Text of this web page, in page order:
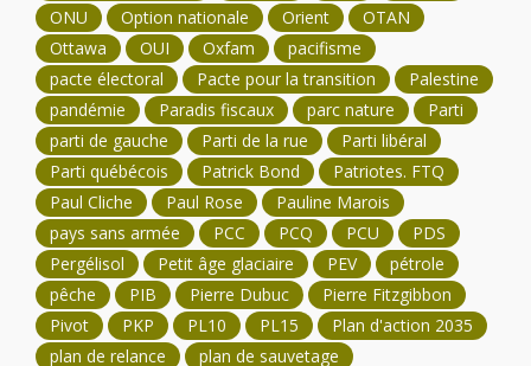
ONU
Option nationale Orient
OTAN
Ottawa
OUI Oxfam
pacifisme
pacte électoral
Pacte pour la transition
Palestine
pandémie
Paradis fiscaux parc nature
Parti
parti de gauche
Parti de la rue
Parti libéral
Parti québécois
Patrick Bond
Patriotes. FTQ
Paul Cliche
Paul Rose
Pauline Marois
pays sans armée
PCC PCQ PCU
PDS
Pergélisol
Petit âge glaciaire PEV
pétrole
pêche
PIB Pierre Dubuc
Pierre Fitzgibbon
Pivot
PKP PL10 PL15
Plan d'action 2035
plan de relance
plan de sauvetage